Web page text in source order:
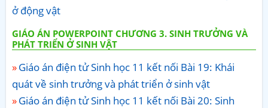
ở động vật
GIÁO ÁN POWERPOINT CHƯƠNG 3. SINH TRƯỞNG VÀ
PHÁT TRIỂN Ở SINH VẬT
Giáo án điện tử Sinh học 11 kết nối Bài 19: Khái
quát về sinh trưởng và phát triển ở sinh vật
Giáo án điện tử Sinh học 11 kết nối Bài 20: Sinh